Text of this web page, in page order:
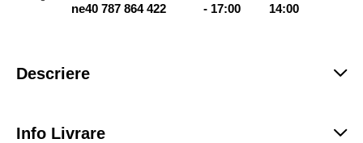
ne40 787 864 422
- 17:00
14:00
Descriere
Info Livrare